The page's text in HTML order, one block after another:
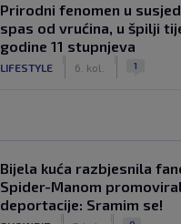
Prirodni fenomen u
spas od vrućina, u špilji
godine 11 stupnjeva
LIFESTYLE 6. kol. 1
Bijela kuća razbjesnila
Spider-Manom
deportacije: Sramim se!